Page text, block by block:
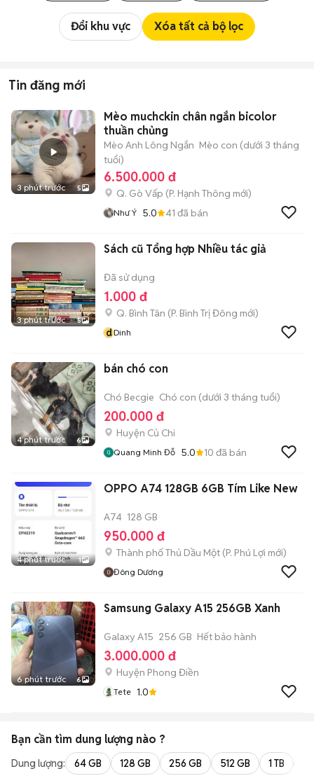
Đổi khu vực Xóa tất cả bộ lọc
Tin đăng mới
3 phút trước 5
Mèo muchckin chân ngắn bicolor
thuần chủng
Mèo Anh Lông Ngắn Mèo con (dưới 3 tháng
tuổi)
6.500.000 đ
Q. Gò Vấp (P. Hạnh Thông mới)
Như Ý 5.0 41 đã bán
3 phút trước 5
Sách cũ Tổng hợp Nhiều tác giả
Đã sử dụng
1.000 đ
Q. Bình Tân (P. Bình Trị Đông mới)
dDinh
4 phút trước 6
bán chó con
Chó Becgie Chó con (dưới 3 tháng tuổi)
200.000 đ
Huyện Củ Chi
Quang Minh Đỗ 5.0 10 đã bán
4 phút trước 1
OPPO A74 128GB 6GB Tím Like New
A74 128 GB
950.000 đ
Thành phố Thủ Dầu Một (P. Phú Lợi mới)
Đông Dương
6 phút trước 6
Samsung Galaxy A15 256GB Xanh
Galaxy A15 256 GB Hết bảo hành
3.000.000 đ
Huyện Phong Điền
Tete 1.0
Bạn cần tìm dung lượng nào ?
Dung lượng: 64 GB 128 GB 256 GB 512 GB 1 TB